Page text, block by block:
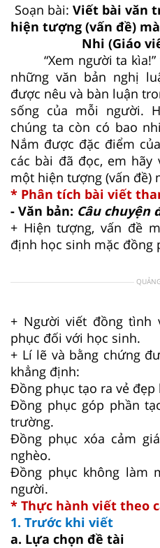
Soạn bài: Viết bài văn
hiện tượng (vấn đề)
Nhi (Giáo
“Xem người ta
những văn bản nghị
được nêu và bàn luận
sống của mỗi người.
chúng ta còn có bao
Nắm được đặc điểm
các bài đã đọc, em
một hiện tượng (vấn đề)
* Phân tích bài viết
- Văn bản: Câu chuyện
+ Hiện tượng, vấn đề
định học sinh mặc đồng
+ Người viết đồng tình
phục đối với học sinh.
+ Lí lẽ và bằng chứng
khẳng định:
Đồng phục tạo ra vẻ đẹp
Đồng phục góp phần
trường.
Đồng phục xóa cảm
nghèo.
Đồng phục không làm
người.
* Thực hành viết theo
1. Trước khi viết
a. Lựa chọn đề tài